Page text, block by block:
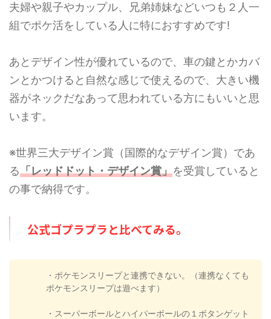
夫婦や親子やカップル、兄弟姉妹などいつも２人一
組でポケ活をしている人に特におすすめです!
あとデザイン性が優れているので、車の鍵とかカバ
ンとかつけると自然な感じで使えるので、大きい機
器がネックだなあって思われている方にもいいと思
います。
※世界三大デザイン賞（国際的なデザイン賞）であ
る「レッドドット・デザイン賞」を受賞していると
の事で納得です。
公式ゴプラプラと比べてみる。
・ポケモンスリープと連携できない。（連携なくても
ポケモンスリープは遊べます）
・スーパーボールとハイパーボールの１ボタンゲット